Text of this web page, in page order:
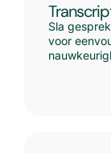
Sla
voor